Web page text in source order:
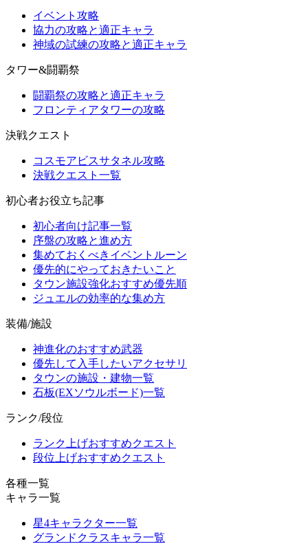
イベント攻略
協力の攻略と適正キャラ
神域の試練の攻略と適正キャラ
タワー&闘覇祭
闘覇祭の攻略と適正キャラ
フロンティアタワーの攻略
決戦クエスト
コスモアビスサタネル攻略
決戦クエスト一覧
初心者お役立ち記事
初心者向け記事一覧
序盤の攻略と進め方
集めておくべきイベントルーン
優先的にやっておきたいこと
タウン施設強化おすすめ優先順
ジュエルの効率的な集め方
装備/施設
神進化のおすすめ武器
優先して入手したいアクセサリ
タウンの施設・建物一覧
石板(EXソウルボード)一覧
ランク/段位
ランク上げおすすめクエスト
段位上げおすすめクエスト
各種一覧
キャラ一覧
星4キャラクター一覧
グランドクラスキャラ一覧